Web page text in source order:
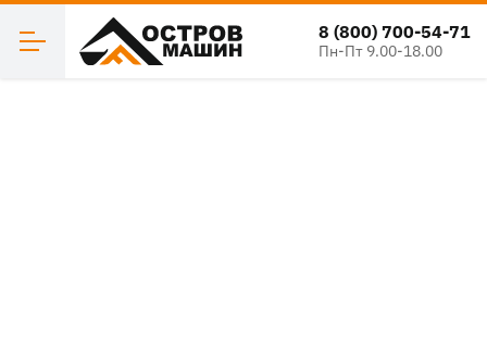
8 (800) 700-54-71
Пн-Пт 9.00-18.00